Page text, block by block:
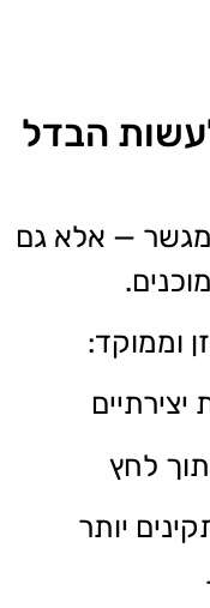
לעשות הבדל
— אלא גם
וממוקד:
לחץ
יותר